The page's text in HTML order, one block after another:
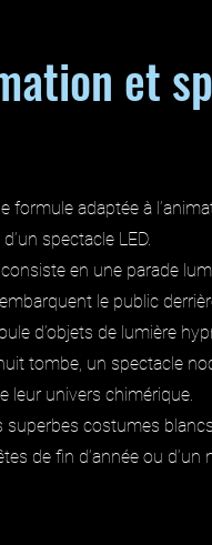
et
formule adaptée à
spectacle LED.
en une parade
le public
d’objets de lumière
tombe, un spectacle
leur univers chimérique.
superbes costumes
de fin d’année ou d’un